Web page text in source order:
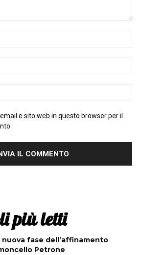
e sito web in questo browser per il
più letti
nuova fase dell’affinamento
Petrone